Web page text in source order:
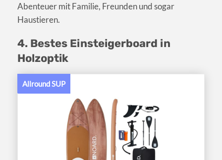
Abenteuer mit Familie, Freunden und sogar
Haustieren.
4. Bestes Einsteigerboard in
Holzoptik
Allround SUP